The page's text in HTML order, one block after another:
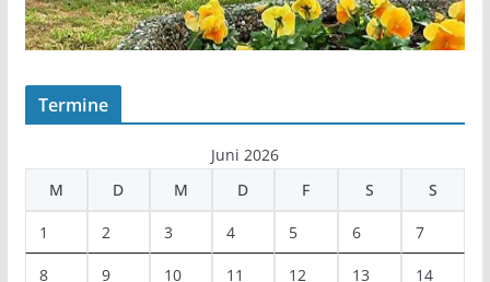
Termine
Juni 2026
M
D M D F S S
1 2 3 4 5 6 7
8 9 10 11 12 13 14